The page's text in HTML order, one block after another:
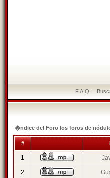
F.A.Q.
�ndice del Foro los foros de
#
1
2